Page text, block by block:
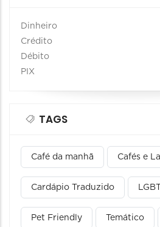
Dinheiro
Crédito
Débito
PIX
TAGS
Café da manhã Cafés e
Cardápio Traduzido
Pet Friendly Temático